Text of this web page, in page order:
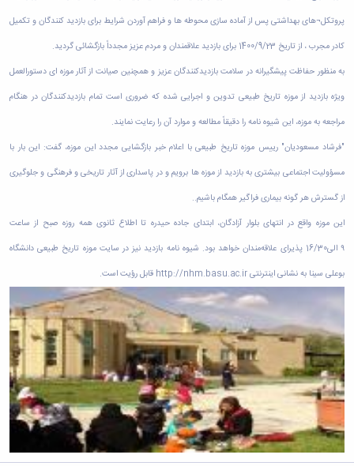
پروتکل¬های بهداشتی پس از آماده سازی محوطه ها و فراهم آوردن شرایط برای بازدید کنندگان و تکمیل
کادر مجرب ، از تاریخ 1400/9/23 برای بازدید علاقمندان و مردم عزیز مجدداً بازگشائی گردید
.
به منظور حفاظت پیشگیرانه در سلامت بازدیدکنندگان عزیز و همچنین صیانت از آثار موزه ای دستورالعمل
ویژه بازدید از موزه تاریخ طبیعی تدوین و اجرایی شده که ضروری است تمام بازدیدکنندگان در هنگام
مراجعه به موزه، این شیوه نامه را دقیقاً مطالعه و موارد آن را رعایت نمایند.
"فرشاد مسعودیان" رییس موزه تاریخ طبیعی با اعلام خبر بازگشایی مجدد این موزه، گفت: این بار با
مسؤولیت اجتماعی بیشتری به بازدید از موزه ها برویم و در پاسداری از آثار تاریخی و فرهنگی و جلوگیری
از گسترش هر گونه بیماری فراگیر همگام باشیم..
این موزه واقع در انتهای بلوار آزادگان، ابتدای جاده حیدره تا اطلاع ثانوی همه روزه صبح از ساعت
۹
الی16/30 پذیرای علاقه‌مندان خواهد بود. شیوه نامه بازدید نیز در سایت موزه تاریخ طبیعی دانشگاه
بوعلی سینا به نشانی اینترنتی
قابل رؤیت است.